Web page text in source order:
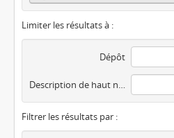
Limiter les résultats à :
Dépôt
Description de haut niveau
Filtrer les résultats par :